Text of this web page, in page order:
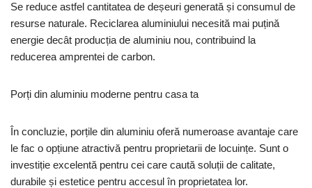
Se reduce astfel cantitatea de deșeuri generată și consumul de
resurse naturale. Reciclarea aluminiului necesită mai puțină
energie decât producția de aluminiu nou, contribuind la
reducerea amprentei de carbon.
Porți din aluminiu moderne pentru casa ta
În concluzie, porțile din aluminiu oferă numeroase avantaje care
le fac o opțiune atractivă pentru proprietarii de locuințe. Sunt o
investiție excelentă pentru cei care caută soluții de calitate,
durabile și estetice pentru accesul în proprietatea lor.